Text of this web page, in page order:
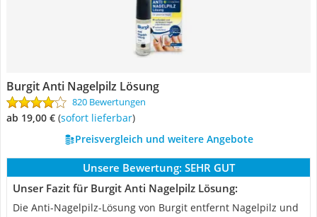
Burgit Anti Nagelpilz Lösung
820 Bewertungen
ab 19,00 € ( Sofort lieferbar)
Preisvergleich und weitere Angebote
Unsere Bewertung: SEHR GUT
Unser Fazit für Burgit Anti Nagelpilz Lösung:
Die Anti-Nagelpilz-Lösung von Burgit entfernt Nagelpilz und